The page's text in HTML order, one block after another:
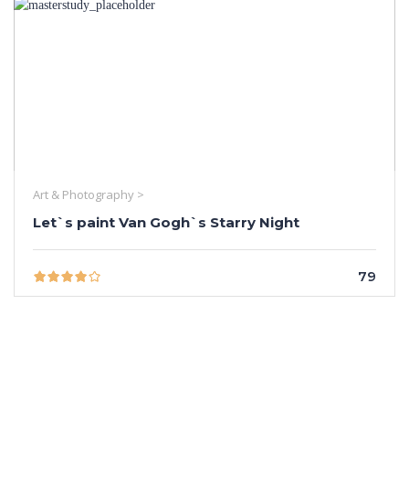
Art & Photography >
Let`s paint Van Gogh`s Starry Night
79